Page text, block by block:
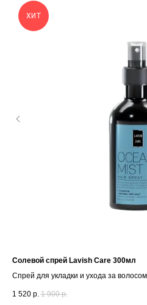
ХИТ
Солевой спрей Lavish Care 300мл
Спрей для укладки и ухода за
1 520 р. 1 900 р.